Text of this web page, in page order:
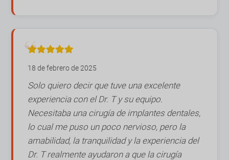
18 de febrero de 2025
Solo quiero decir que tuve una excelente
experiencia con el Dr. T y su equipo.
Necesitaba una cirugía de implantes dentales,
lo cual me puso un poco nervioso, pero la
amabilidad, la tranquilidad y la experiencia del
Dr. T realmente ayudaron a que la cirugía